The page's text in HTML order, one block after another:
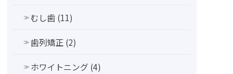
むし歯 (11)
歯列矯正 (2)
ホワイトニング (4)